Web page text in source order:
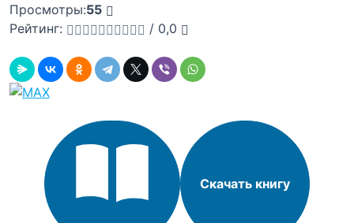
Просмотры:55
Рейтинг:
/ 0,0
Скачать книгу